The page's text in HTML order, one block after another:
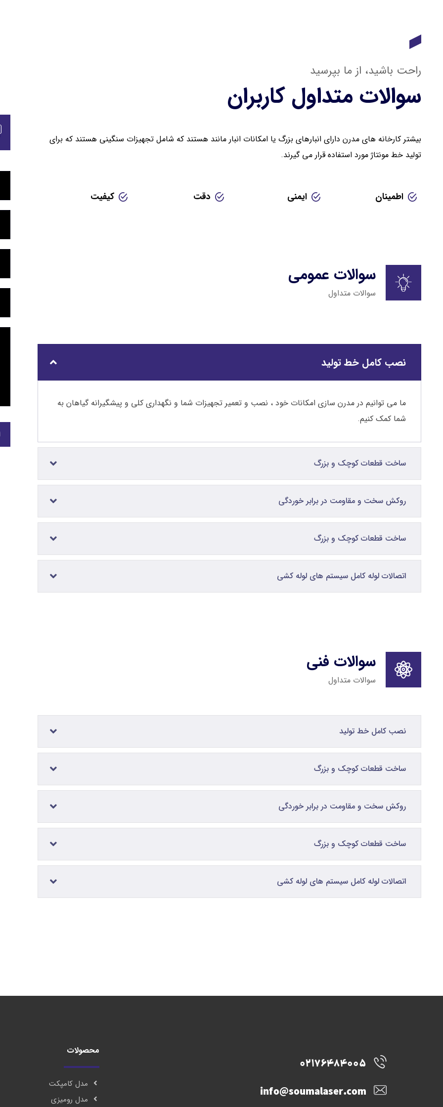
راحت باشید، از ما بپرسید
سوالات متداول کاربران
بیشتر کارخانه های مدرن دارای انبارهای بزرگ یا امکانات انبار مانند هستند که شامل تجهیزات سنگینی هستند که برای
تولید خط مونتاژ مورد استفاده قرار می گیرند.
کیفیت دقت ایمنی اطمینان
سوالات عمومی
سوالات متداول
نصب کامل خط تولید
ما می توانیم در مدرن سازی امکانات خود ، نصب و تعمیر تجهیزات شما و نگهداری کلی و پیشگیرانه گیاهان به
شما کمک کنیم.
ساخت قطعات کوچک و بزرگ
روکش سخت و مقاومت در برابر خوردگی
ساخت قطعات کوچک و بزرگ
اتصالات لوله کامل سیستم های لوله کشی
سوالات فنی
سوالات متداول
نصب کامل خط تولید
ساخت قطعات کوچک و بزرگ
روکش سخت و مقاومت در برابر خوردگی
ساخت قطعات کوچک و بزرگ
اتصالات لوله کامل سیستم های لوله کشی
02176484005
info@soumalaser.com
محصولات
مدل کامپکت
مدل رومیزی